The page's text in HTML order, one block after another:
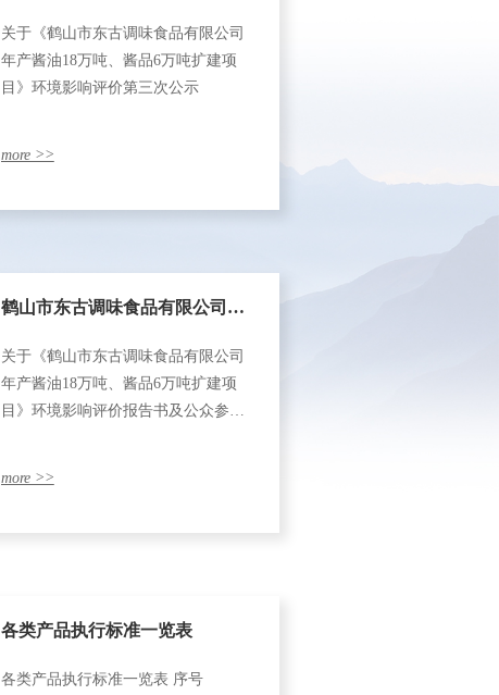
产酱油18万吨、酱品6万吨扩建
关于《鹤山市东古调味食品有限公司
年产酱油18万吨、酱品6万吨扩建项
目》环境影响评价第三次公示
more >>
鹤山市东古调味食品有限公司年
产酱油18万吨、 酱品6万吨扩建
关于《鹤山市东古调味食品有限公司
年产酱油18万吨、酱品6万吨扩建项
目》环境影响评价报告书及公众参与
more >>
各类产品执行标准一览表
各类产品执行标准一览表 序号